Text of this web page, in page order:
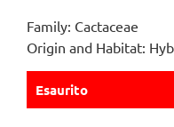
Family: Cactaceae
Origin and Habitat:
Esaurito